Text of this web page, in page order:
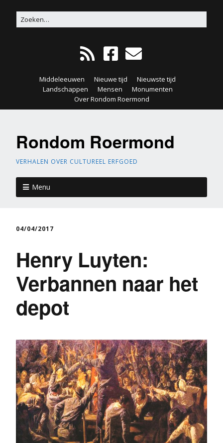
Middeleeuwen Nieuwe tijd
Nieuwste tijd
Landschappen
Mensen
Monumenten
Over Rondom Roermond
Rondom Roermond
VERHALEN OVER CULTUREEL ERFGOED
Menu
04/04/2017
Henry Luyten:
Verbannen naar het
depot